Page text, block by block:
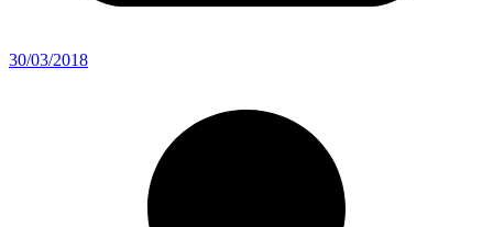
30/03/2018